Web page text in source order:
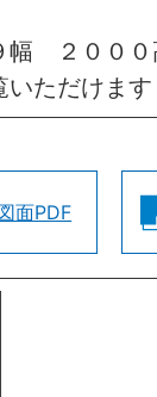
２００
いただけます
面PDF